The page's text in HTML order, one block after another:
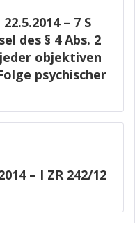
– 7 S
des § 4 Abs. 2
objektiven
psychischer
– I ZR 242/12